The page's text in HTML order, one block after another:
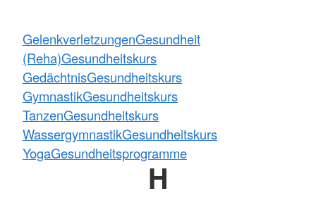
GelenkverletzungenGesundheit
(Reha)Gesundheitskurs
GedächtnisGesundheitskurs
GymnastikGesundheitskurs
TanzenGesundheitskurs
WassergymnastikGesundheitskurs
YogaGesundheitsprogramme
H